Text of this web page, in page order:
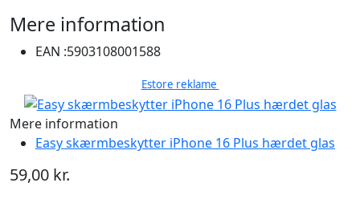
Mere information
EAN :5903108001588
Estore reklame
Mere information
Easy skærmbeskytter iPhone 16 Plus hærdet glas
59,00 kr.